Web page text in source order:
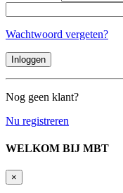
Wachtwoord vergeten?
Nog geen klant?
Nu registreren
WELKOM BIJ MBT
×